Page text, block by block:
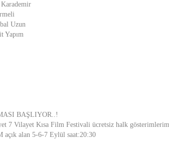
Uzun
Yapım
BAŞLIYOR..!
7 Vilayet Kısa Film Festivali ücretsiz halk
açık alan 5-6-7 Eylül saat:20:30